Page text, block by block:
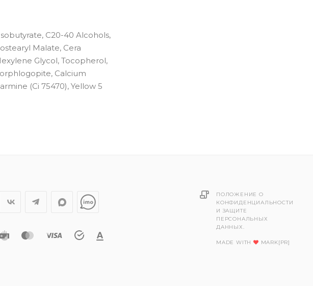
C20-40 Alcohols,
Malate, Cera
Glycol, Tocopherol,
Calcium
(Ci 75470), Yellow 5
ПОЛОЖЕНИЕ О
КОНФИДЕНЦИАЛЬНОСТИ
И ЗАЩИТЕ
ПЕРСОНАЛЬНЫХ
ДАННЫХ.
MADE WITH MARK[PR]